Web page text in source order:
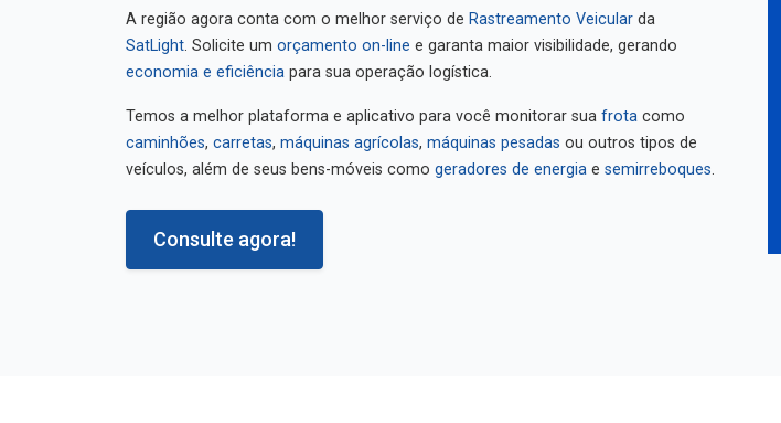
A região agora conta com o melhor serviço de Rastreamento Veicular
da
SatLight . Solicite um orçamento on-line
e garanta maior visibilidade, gerando
economia e eficiência
para sua operação logística.
Temos a melhor plataforma e aplicativo para você monitorar sua frota
caminhões
carretas máquinas agrícolas máquinas pesadas
ou outros tipos de
veículos, além de seus bens-móveis como
geradores de energia semirreboques
Consulte agora!